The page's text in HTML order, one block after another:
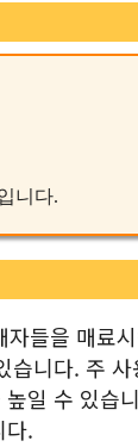
니다.
들을 매료
니다. 주
일 수 있습
다.